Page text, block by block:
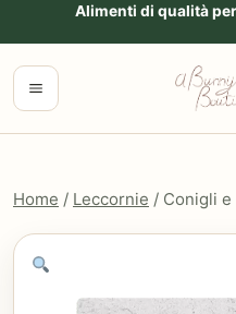
Vai al contenutoAlimenti di qualità
Menu
Home / Leccornie / Conigli e